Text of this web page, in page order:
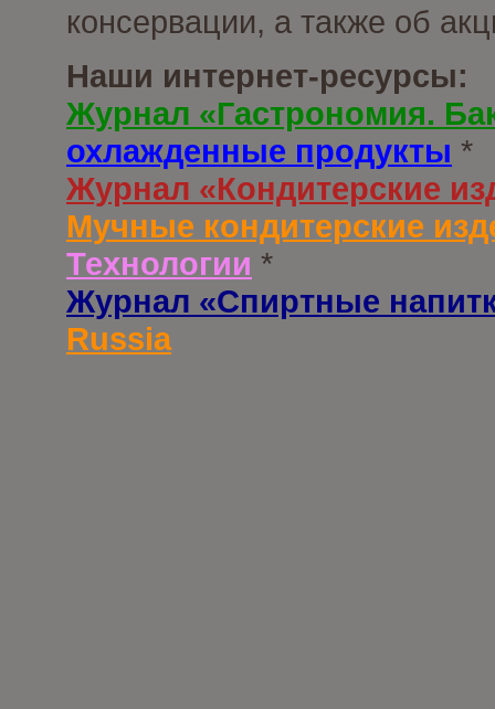
консервации, а также об
Наши интернет-ресурсы:
Журнал «Гастрономия.
охлажденные продукты *
Журнал «Кондитерские
Мучные кондитерские
Технологии *
Журнал «Спиртные
Russia